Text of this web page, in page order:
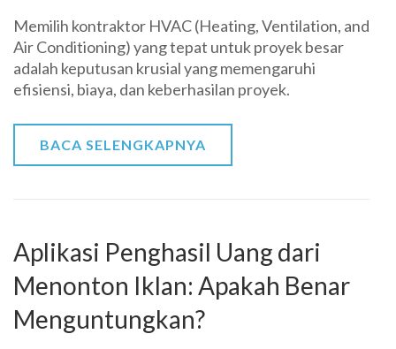
Langkah
Memilih
Memilih kontraktor HVAC (Heating, Ventilation, and
Air Conditioning) yang tepat untuk proyek besar
adalah keputusan krusial yang memengaruhi
efisiensi, biaya, dan keberhasilan proyek.
BACA SELENGKAPNYA
Aplikasi Penghasil Uang dari
Menonton Iklan: Apakah Benar
Menguntungkan?